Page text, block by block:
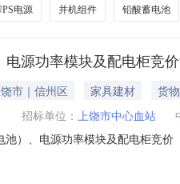
电源 并机组件 铅酸蓄电池
源功率模块及配电柜竞
市｜信州区 家具建材
货物
招标单位： 上饶市中心血站
池）、电源功率模块及配电柜竞
：2025-11-1711:13-2025-11-